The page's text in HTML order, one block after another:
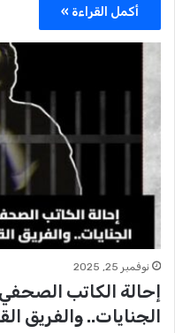
أكمل القراءة »
نوفمبر 25, 2025
إحالة الكاتب
الجنايات.. والفريق